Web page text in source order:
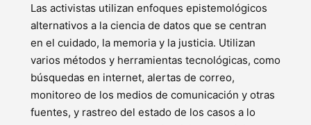
Las activistas utilizan enfoques epistemológicos
alternativos a la ciencia de datos que se centran
en el cuidado, la memoria y la justicia. Utilizan
varios métodos y herramientas tecnológicas, como
búsquedas en internet, alertas de correo,
monitoreo de los medios de comunicación y otras
fuentes, y rastreo del estado de los casos a lo